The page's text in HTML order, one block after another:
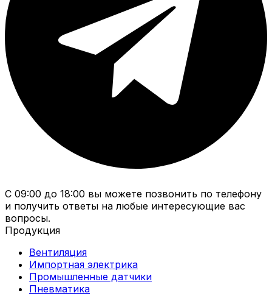
С 09:00 до 18:00 вы можете позвонить по телефону
и получить ответы на любые интересующие вас
вопросы.
Продукция
Вентиляция
Импортная электрика
Промышленные датчики
Пневматика